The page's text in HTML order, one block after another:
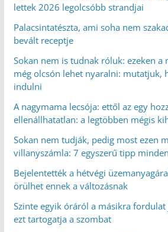
lettek 2026 legolcsóbb strandjai
Palacsintatészta, ami soha nem
bevált receptje
Sokan nem is tudnak róluk: ezeken a
még olcsón lehet nyaralni: mutatjuk,
indulni
A nagymama lecsója: ettől az egy
ellenállhatatlan: a legtöbben mégis
Sokan nem tudják, pedig most ezen
villanyszámla: 7 egyszerű tipp
Bejelentették a hétvégi
örülhet ennek a változásnak
Szinte egyik óráról a másikra
ezt tartogatja a szombat